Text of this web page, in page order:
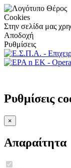
Cookies
Στην σελίδα μας
Αποδοχή
Ρυθμίσεις
Ρυθμίσεις
×
Απαραίτητα